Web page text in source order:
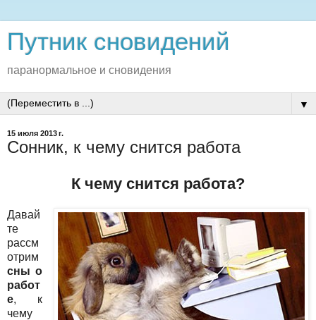
Путник сновидений
паранормальное и сновидения
▼
15 июля 2013 г.
Сонник, к чему снится работа
К чему снится работа?
Давай
те
рассм
отрим
сны о
работ
е, к
чему